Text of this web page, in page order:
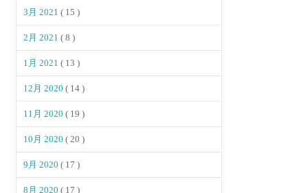
3月 2021( 15 )
2月 2021( 8 )
1月 2021( 13 )
12月 2020( 14 )
11月 2020( 19 )
10月 2020( 20 )
9月 2020( 17 )
8月 2020( 17 )